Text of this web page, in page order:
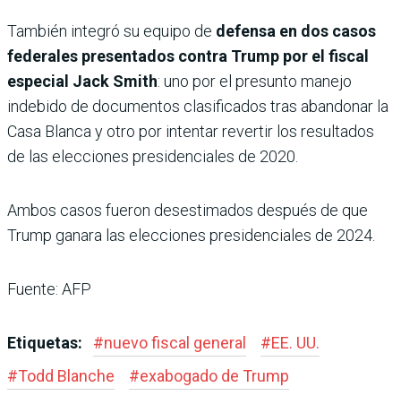
También integró su equipo de defensa en dos casos
federales presentados contra Trump por el fiscal
especial Jack Smith: uno por el presunto manejo
indebido de documentos clasificados tras abandonar la
Casa Blanca y otro por intentar revertir los resultados
de las elecciones presidenciales de 2020.
Ambos casos fueron desestimados después de que
Trump ganara las elecciones presidenciales de 2024.
Fuente: AFP
Etiquetas: #nuevo fiscal general #EE. UU.
#Todd Blanche #exabogado de Trump